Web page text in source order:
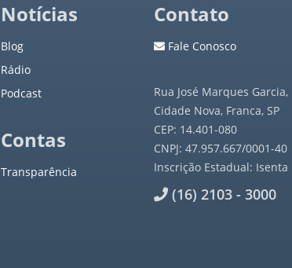
Notícias
Blog
Rádio
Podcast
Contas
Transparência
Contato
Fale Conosco
Rua José Marques Garcia,
Cidade Nova, Franca, SP
CEP: 14.401-080
CNPJ: 47.957.667/0001-40
Inscrição Estadual: Isenta
(16) 2103 - 3000